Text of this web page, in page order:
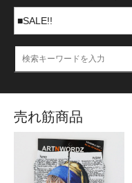
売れ筋商品